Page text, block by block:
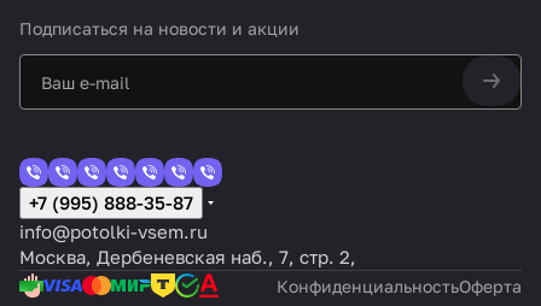
Подписаться на новости и акции
+7 (995) 888-35-87
info@potolki-vsem.ru
Москва, Дербеневская наб., 7, стр. 2,
КонфиденциальностьОферта